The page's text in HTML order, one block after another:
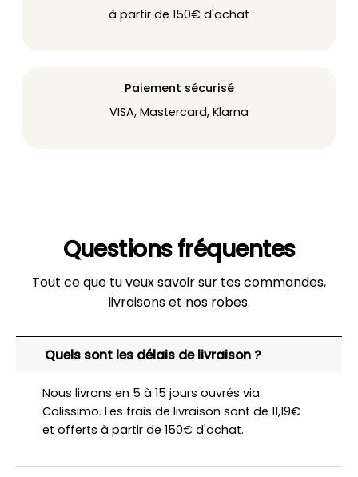
à partir de 150€ d'achat
Paiement sécurisé
VISA, Mastercard, Klarna
Questions fréquentes
Tout ce que tu veux savoir sur tes commandes,
livraisons et nos robes.
Quels sont les délais de livraison ?
Nous livrons en 5 à 15 jours ouvrés via
Colissimo. Les frais de livraison sont de 11,19€
et offerts à partir de 150€ d'achat.